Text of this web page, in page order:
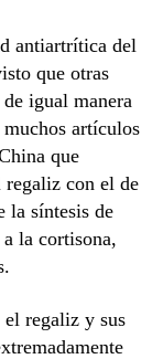
antiartrítica del
que otras
igual manera
artículos
que
regaliz con el de
la síntesis de
la cortisona,
regaliz y sus